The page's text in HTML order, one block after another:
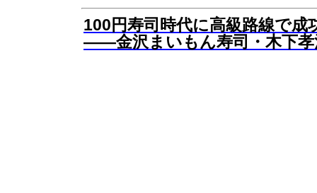
100円寿司時代に高級路線で成
――金沢まいもん寿司・木下孝